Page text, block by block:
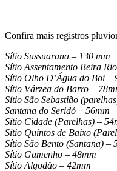
Confira mais registros
Sítio Sussuarana – 130 mm
Sítio Assentamento Beira
Sítio Olho D’Água do Boi –
Sítio Várzea do Barro –
Sítio São Sebastião
Santana do Seridó – 56mm
Sítio Cidade (Parelhas) –
Sítio Quintos de Baixo
Sítio São Bento (Santana) –
Sítio Gamenho – 48mm
Sítio Algodão – 42mm